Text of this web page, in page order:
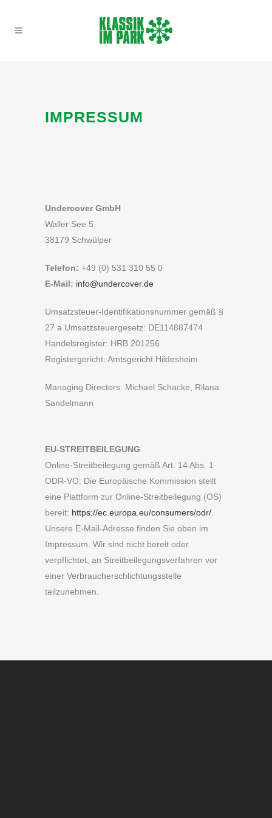
IMPRESSUM
Undercover GmbH
Waller See 5
38179 Schwülper
Telefon: +49 (0) 531 310 55 0
E-Mail: info@undercover.de
Umsatzsteuer-Identifikationsnummer gemäß §
27 a Umsatzsteuergesetz: DE114887474
Handelsregister: HRB 201256
Registergericht: Amtsgericht Hildesheim
Managing Directors: Michael Schacke, Rilana
Sandelmann
EU-STREITBEILEGUNG
Online-Streitbeilegung gemäß Art. 14 Abs. 1
ODR-VO: Die Europäische Kommission stellt
eine Plattform zur Online-Streitbeilegung (OS)
bereit: https://ec.europa.eu/consumers/odr/
Unsere E-Mail-Adresse finden Sie oben im
Impressum. Wir sind nicht bereit oder
verpflichtet, an Streitbeilegungsverfahren vor
einer Verbraucherschlichtungsstelle
teilzunehmen.